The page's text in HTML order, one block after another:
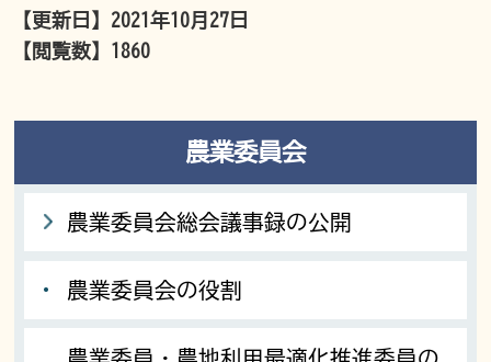
【更新日】 2021年10月27日
【閲覧数】 1860
農業委員会
農業委員会総会議事録の公開
農業委員会の役割
農業委員・農地利用最適化推進委員の